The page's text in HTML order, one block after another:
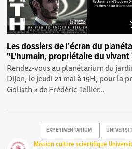
Les dossiers de l’écran du
"L'humain, propriétaire du vivant
Rendez-vous au planétarium du
Dijon, le jeudi 21 mai à 19H, pour la
Goliath » de Frédéric Tellier...
EXPERIMENTARIUM
Mission culture scientifique